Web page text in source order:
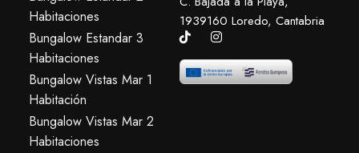
Habitaciones
Bungalow Estandar 3
Habitaciones
Bungalow Vistas Mar 1
Habitación
Bungalow Vistas Mar 2
Habitaciones
1939160 Loredo, Cantabria